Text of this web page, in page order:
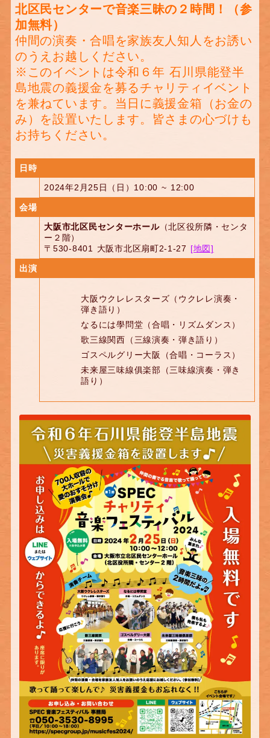
北区民センターで音楽三昧の２時間！
（参
加無料）
仲間の演奏・合唱を家族友人知人をお誘い
のうえお越しください。
※このイベントは令和６年 石川県能登半
島地震の義援金を募るチャリティイベント
を兼ねています。当日に義援金箱（お金の
み）を設置いたします。皆さまの心づけも
お持ちください。
日時
2024年2月25日（日）10:00 ~ 12:00
会場
大阪市北区民センターホール（北区役所隣・センタ
ー２階）
〒530-8401 大阪市北区扇町2-1-27 [地図]
出演
大阪ウクレレスターズ（ウクレレ演奏・
弾き語り）
なるには學問堂（合唱・リズムダンス）
歌三線関西（三線演奏・弾き語り）
ゴスペルグリー大阪（合唱・コーラス）
未来屋三味線俱楽部（三味線演奏・弾き
語り）